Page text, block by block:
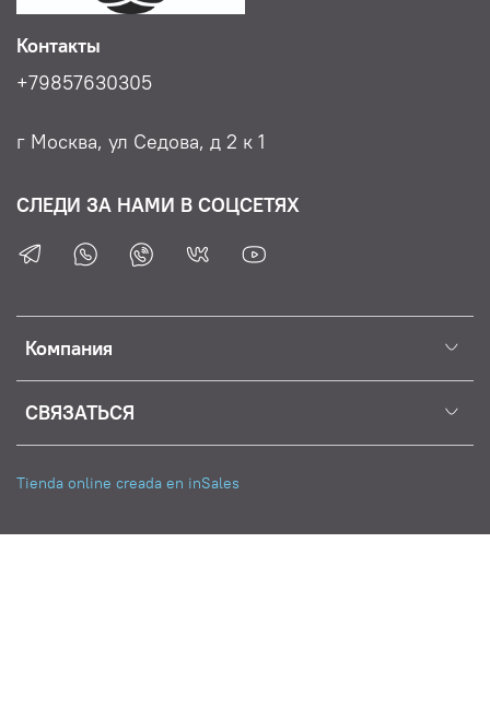
Компания
СВЯЗАТЬСЯ
Контакты
+79857630305
г Москва, ул Седова, д 2 к 1
СЛЕДИ ЗА НАМИ В СОЦСЕТЯХ
Tienda online creada en inSales